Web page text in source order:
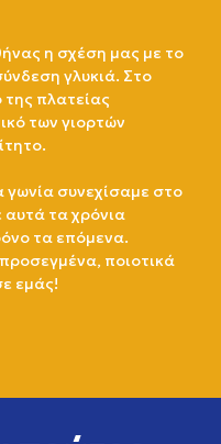
η σχέση μας με το
γλυκιά. Στο
της πλατείας
των γιορτών
συνεχίσαμε στο
τα χρόνια
τα επόμενα.
ποιοτικά
εμάς!